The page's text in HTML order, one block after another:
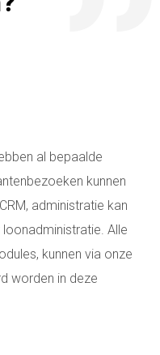
al bepaalde
kunnen
administratie kan
Alle
kunnen via onze
worden in deze